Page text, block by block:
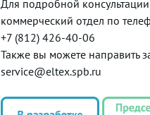
Фильтрация NetBIOS/
PPPoE Intermidiate agent
Выбор алгоритма
Списки управления доступом
L2-L3-L4 ACL (Access
Поддержка Time-Based
Для подробной
коммерческий отдел по
+7 (812) 426-40-06
Также вы можете направить
service@eltex.spb.ru